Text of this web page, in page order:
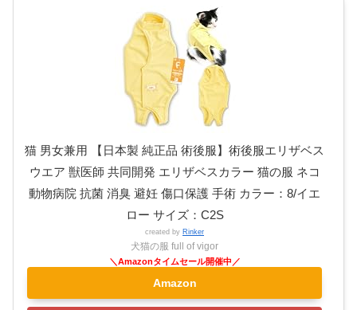
猫 男女兼用 【日本製 純正品 術後服】術後服エリザベス
ウエア 獣医師 共同開発 エリザベスカラー 猫の服 ネコ
動物病院 抗菌 消臭 避妊 傷口保護 手術 カラー：8/イエ
ロー サイズ：C2S
created by Rinker
犬猫の服 full of vigor
Amazon